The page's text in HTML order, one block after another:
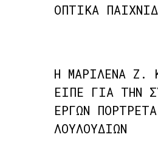
ΟΠΤΙΚΑ
Η ΜΑΡΙΛΕΝΑ Ζ.
ΕΙΠΕ ΓΙΑ ΤΗΝ
ΕΡΓΩΝ ΠΟΡΤΡΕΤΑ
ΛΟΥΛΟΥΔΙΩΝ